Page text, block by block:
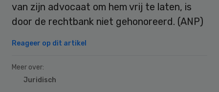
van zijn advocaat om hem vrij te laten, is
door de rechtbank niet gehonoreerd. (ANP)
Reageer op dit artikel
Meer over:
Juridisch